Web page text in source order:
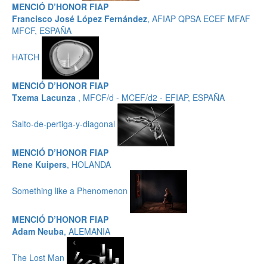
MENCIÓ D’HONOR FIAP
Francisco José López Fernández, AFIAP QPSA ECEF MFAF
MFCF, ESPAÑA
HATCH
MENCIÓ D’HONOR FIAP
Txema Lacunza , MFCF/d - MCEF/d2 - EFIAP, ESPAÑA
Salto-de-pertiga-y-diagonal
MENCIÓ D’HONOR FIAP
Rene Kuipers, HOLANDA
Something like a Phenomenon
MENCIÓ D’HONOR FIAP
Adam Neuba, ALEMANIA
The Lost Man